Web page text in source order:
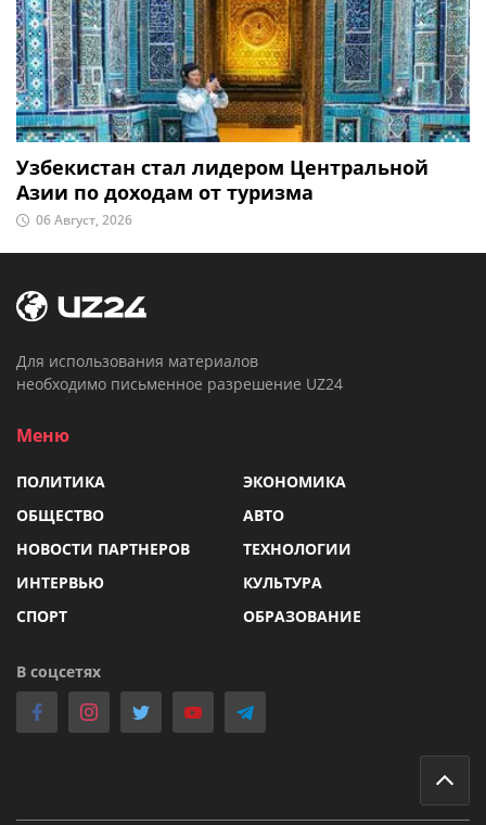
Узбекистан стал лидером Центральной
Азии по доходам от туризма
06 Август, 2026
Для использования материалов
необходимо письменное разрешение UZ24
Меню
ПОЛИТИКА
ЭКОНОМИКА
ОБЩЕСТВО
АВТО
НОВОСТИ ПАРТНЕРОВ
ТЕХНОЛОГИИ
ИНТЕРВЬЮ
КУЛЬТУРА
СПОРТ
ОБРАЗОВАНИЕ
В соцсетях